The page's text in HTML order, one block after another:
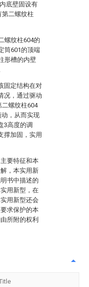
底壁固设有
二螺纹柱
螺纹柱604的
筒601的顶端
形槽的内壁
固定结构在对
况，通过驱动
二螺纹柱604
，从而实现
3高度的调
撑加固，实用
要特征和本
，本实用新
书中描述的
用新型，在
用新型还会
求保护的本
所附的权利